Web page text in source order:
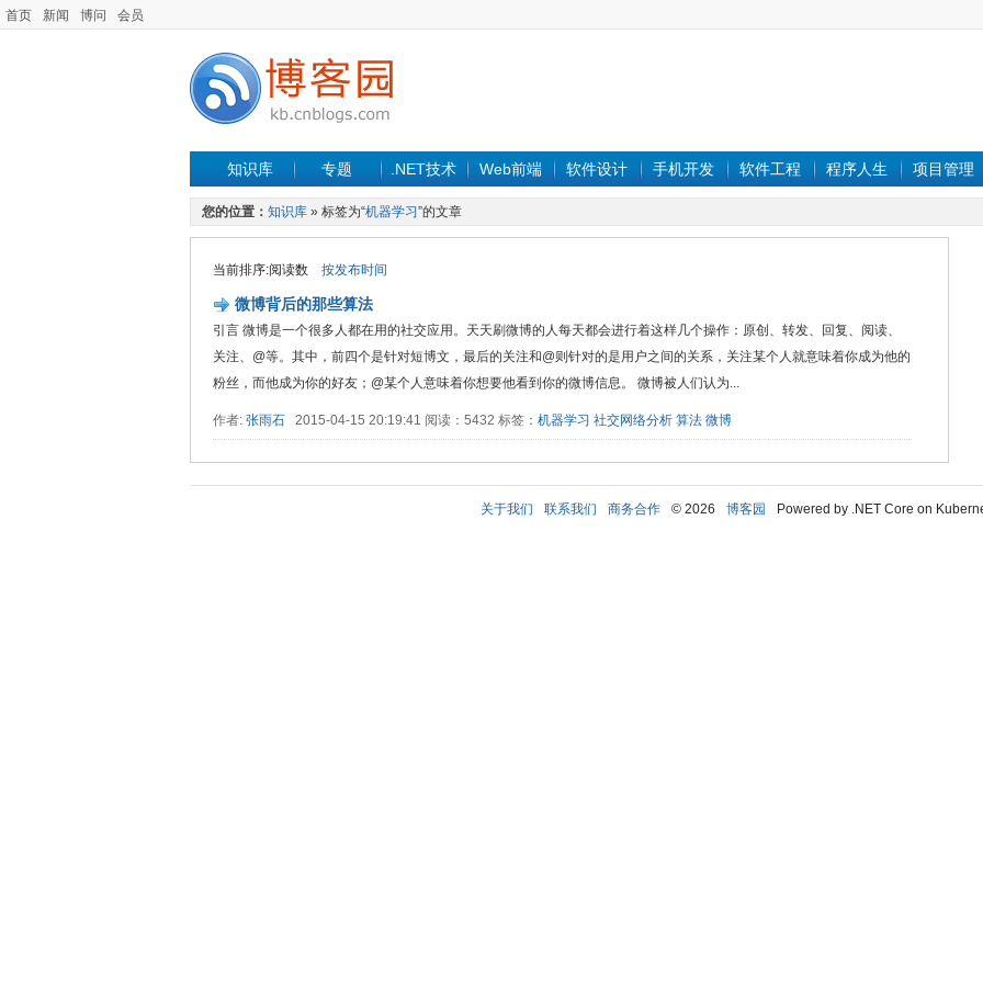
首页 新闻 博问 会员
知识库 专题 .NET技术 Web前端 软件设计 手机开发 软件工程 程序人生 项目管理
您的位置： 知识库 » 标签为“机器学习 ”的文章
当前排序:阅读数 按发布时间
微博背后的那些算法
引言 微博是一个很多人都在用的社交应用。天天刷微博的人每天都会进行着这样几个操作：原创、转发、回复、阅读、
关注、@等。其中，前四个是针对短博文，最后的关注和@则针对的是用户之间的关系，关注某个人就意味着你成为他的
粉丝，而他成为你的好友；@某个人意味着你想要他看到你的微博信息。 微博被人们认为...
作者: 张雨石 2015-04-15 20:19:41 阅读：5432 标签： 机器学习 社交网络分析 算法 微博
关于我们 联系我们 商务合作 © 2026 博客园 Powered by .NET Core on